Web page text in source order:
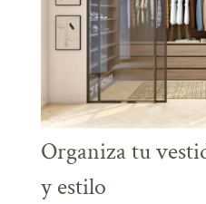
Organiza tu
y estilo